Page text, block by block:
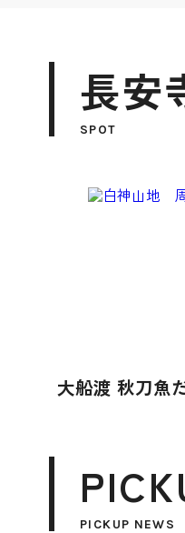
長安
SPOT
大船渡 秋刀魚
PICKUP NEWS